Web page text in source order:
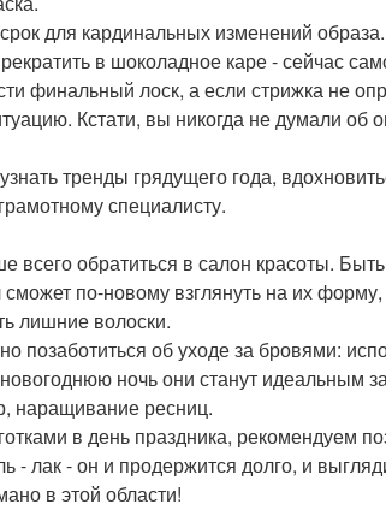
для кардинальных изменений
в шоколадное каре - сейчас
финальный лоск, а если стрижка не
Кстати, вы никогда не думали
тренды грядущего года,
специалисту.
всего обратиться в салон красоты.
по-новому взглянуть на их
лишние волоски.
позаботиться об уходе за бровями:
новогоднюю ночь они станут
наращивание ресниц.
в день праздника, рекомендуем
- лак - он и продержится долго, и
в этой области!